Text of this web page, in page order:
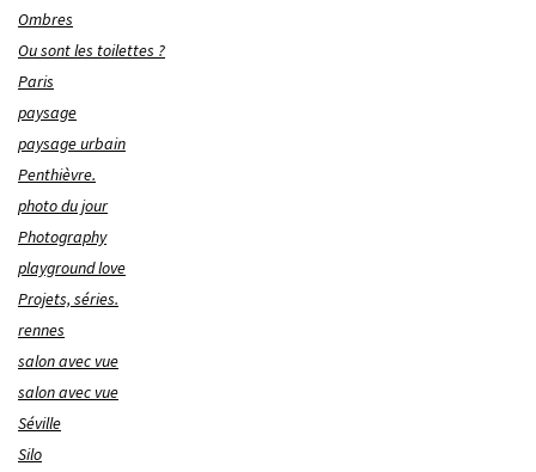
Ombres
Ou sont les toilettes ?
Paris
paysage
paysage urbain
Penthièvre.
photo du jour
Photography
playground love
Projets, séries.
rennes
salon avec vue
salon avec vue
Séville
Silo